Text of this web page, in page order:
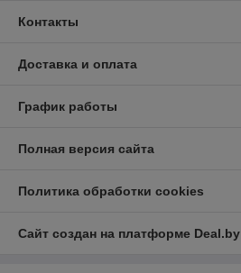
Контакты
Доставка и оплата
График работы
Полная версия сайта
Политика обработки cookies
Сайт создан на платформе Deal.by